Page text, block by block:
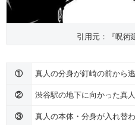
引用元：『呪術
① 真人の分身が釘崎の前から
② 渋谷駅の地下に向かった真
③ 真人の本体・分身が入れ替